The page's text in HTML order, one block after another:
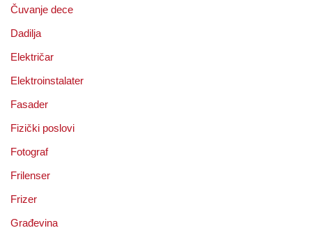
Čuvanje dece
Dadilja
Električar
Elektroinstalater
Fasader
Fizički poslovi
Fotograf
Frilenser
Frizer
Građevina